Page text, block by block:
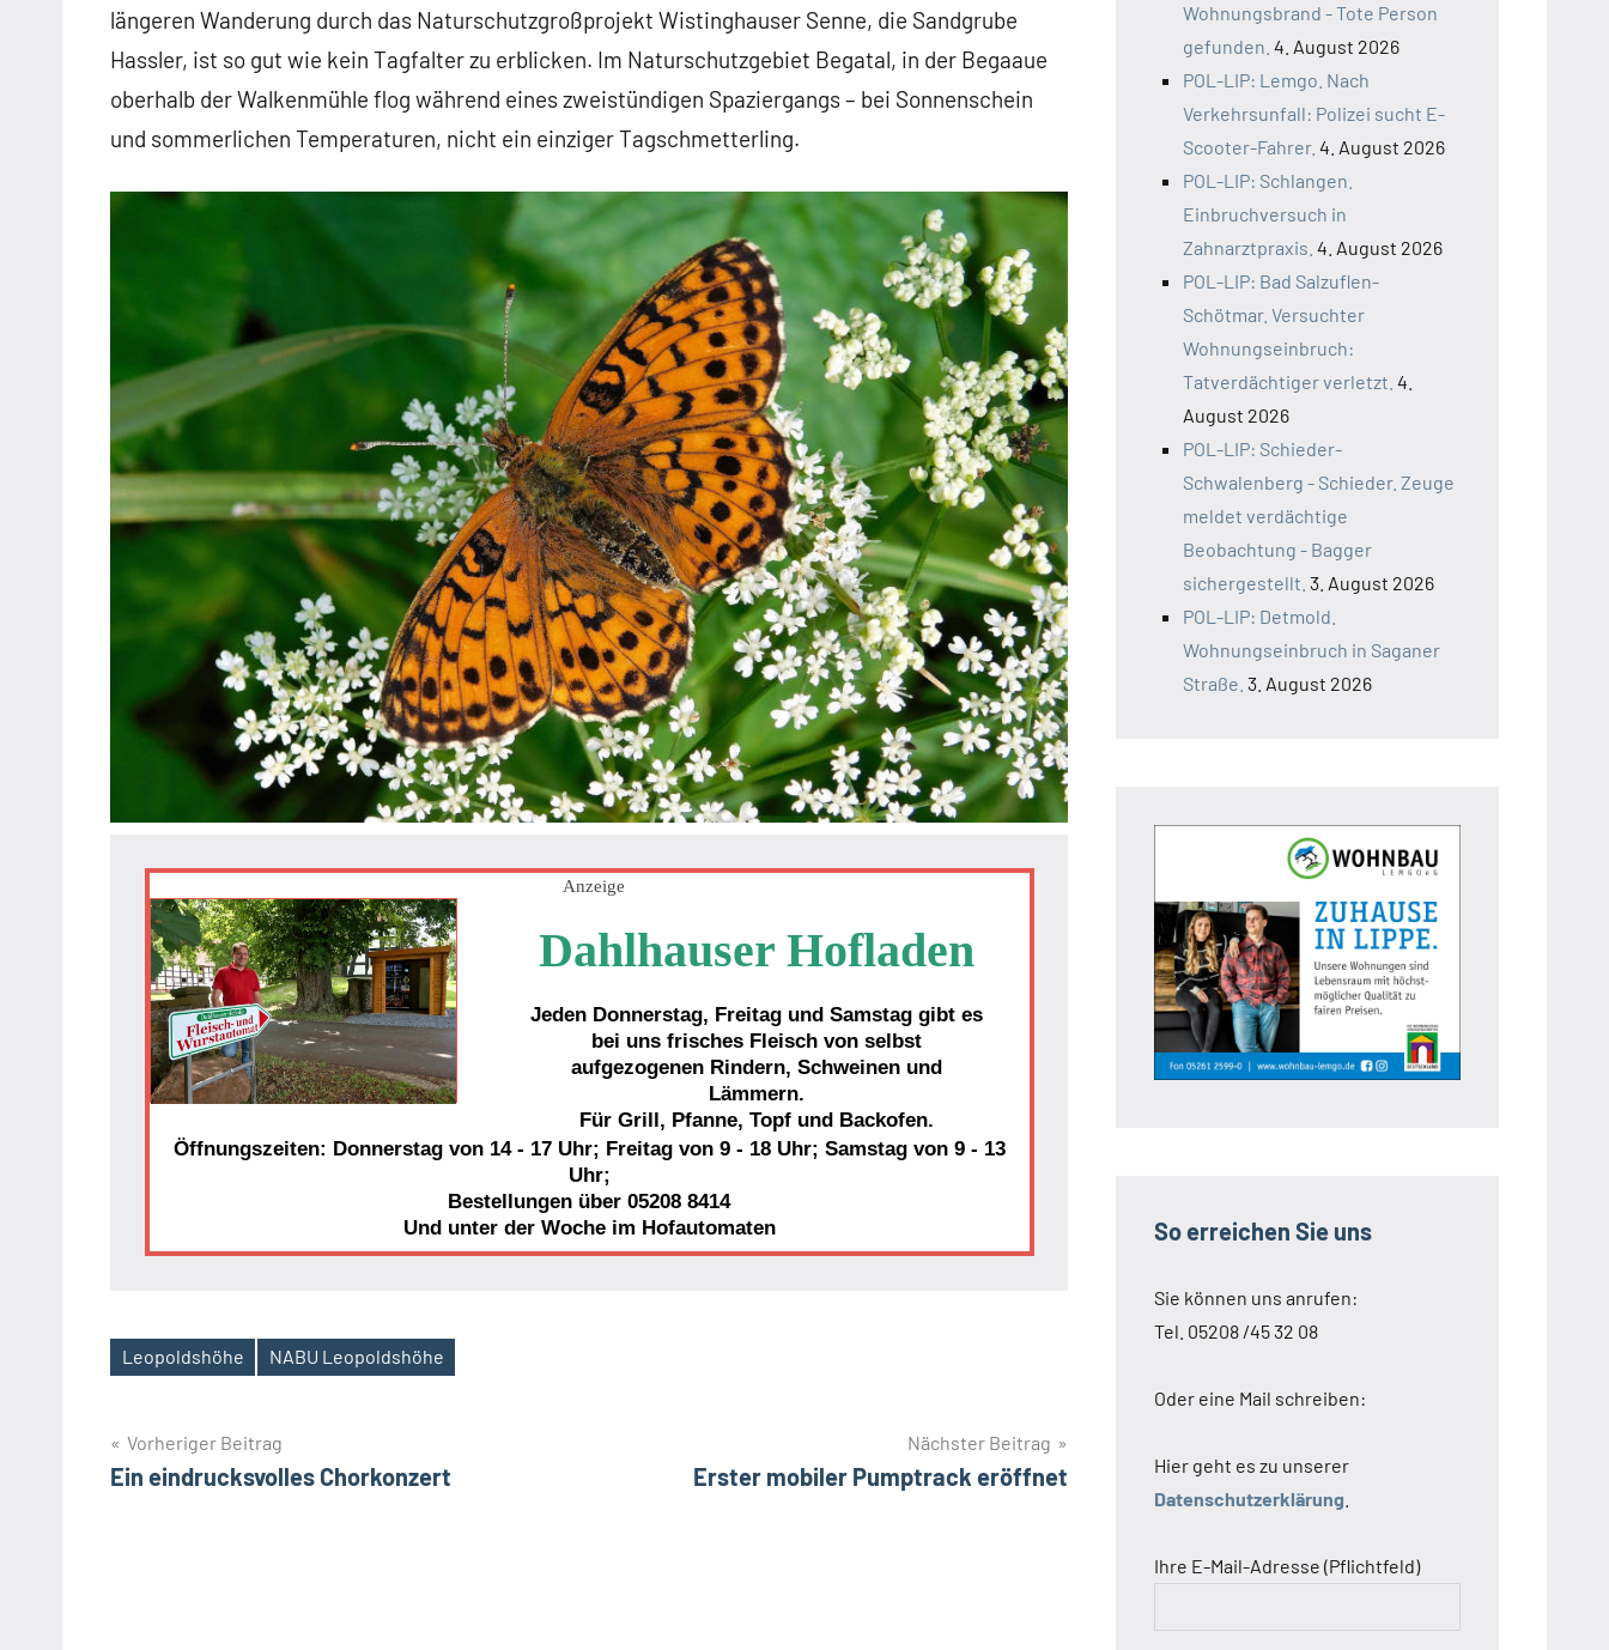
längeren Wanderung durch das Naturschutzgroßprojekt Wistinghauser Senne, die Sandgrube
Hassler, ist so gut wie kein Tagfalter zu erblicken. Im Naturschutzgebiet Begatal, in der Begaaue
oberhalb der Walkenmühle flog während eines zweistündigen Spaziergangs – bei Sonnenschein
und sommerlichen Temperaturen, nicht ein einziger Tagschmetterling.
Anzeige
Dahlhauser Hofladen
Jeden Donnerstag, Freitag und Samstag gibt es
bei uns frisches Fleisch von selbst
aufgezogenen Rindern, Schweinen und
Lämmern.
Für Grill, Pfanne, Topf und Backofen.
Öffnungszeiten: Donnerstag von 14 - 17 Uhr; Freitag von 9 - 18 Uhr; Samstag von 9 - 13
Uhr;
Bestellungen über 05208 8414
Und unter der Woche im Hofautomaten
Schlagwörter
Leopoldshöhe NABU Leopoldshöhe
Beitragsnavigation
Vorheriger Beitrag
Ein eindrucksvolles Chorkonzert
Nächster Beitrag
Erster mobiler Pumptrack eröffnet
Wohnungsbrand - Tote Person
gefunden. 4. August 2026
POL-LIP: Lemgo. Nach
Verkehrsunfall: Polizei sucht E-
Scooter-Fahrer. 4. August 2026
POL-LIP: Schlangen.
Einbruchversuch in
Zahnarztpraxis. 4. August 2026
POL-LIP: Bad Salzuflen-
Schötmar. Versuchter
Wohnungseinbruch:
Tatverdächtiger verletzt. 4.
August 2026
POL-LIP: Schieder-
Schwalenberg - Schieder. Zeuge
meldet verdächtige
Beobachtung - Bagger
sichergestellt. 3. August 2026
POL-LIP: Detmold.
Wohnungseinbruch in Saganer
Straße. 3. August 2026
So erreichen Sie uns
Sie können uns anrufen:
Tel. 05208 /45 32 08
Oder eine Mail schreiben:
Hier geht es zu unserer
Datenschutzerklärung
Ihre E-Mail-Adresse (Pflichtfeld)